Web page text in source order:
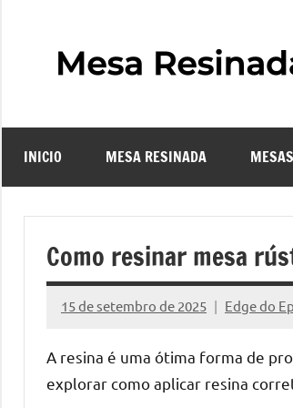
INICIO MESA RESINADA
Como resinar mesa
15 de setembro de 2025 Edge do
Nenhum
A resina é uma ótima forma de
explorar como aplicar resina